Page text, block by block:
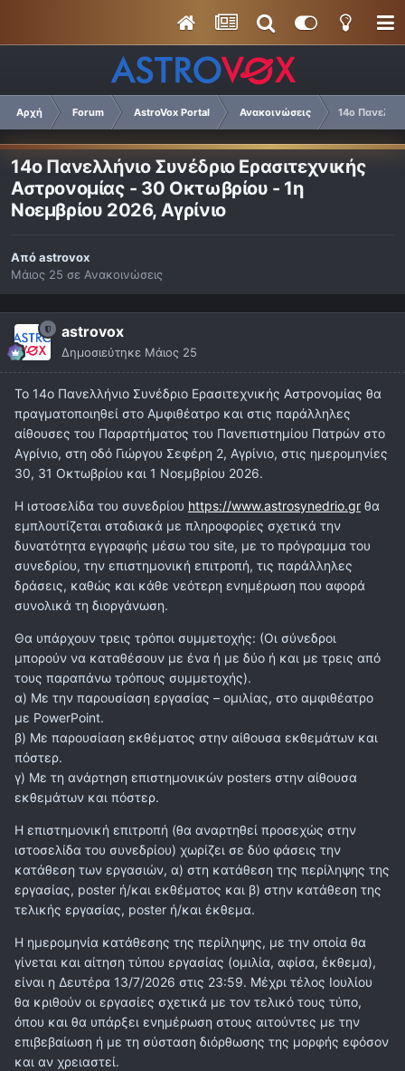
Αρχή Forum AstroVox Portal Ανακοινώσεις 14ο
14ο Πανελλήνιο Συνέδριο Ερασιτεχνικής
Αστρονομίας - 30 Οκτωβρίου - 1η
Νοεμβρίου 2026, Αγρίνιο
Απόastrovox
Μάιος 25 σε Ανακοινώσεις
astrovox
Δημοσιεύτηκε Μάιος 25
Το 14ο Πανελλήνιο Συνέδριο Ερασιτεχνικής Αστρονομίας θα
πραγματοποιηθεί στο Αμφιθέατρο και στις παράλληλες
αίθουσες του Παραρτήματος του Πανεπιστημίου Πατρών στο
Αγρίνιο, στη οδό Γιώργου Σεφέρη 2, Αγρίνιο, στις ημερομηνίες
30, 31 Οκτωβρίου και 1 Νοεμβρίου 2026.
Η ιστοσελίδα του συνεδρίου https://www.astrosynedrio.gr θα
εμπλουτίζεται σταδιακά με πληροφορίες σχετικά την
δυνατότητα εγγραφής μέσω του site, με το πρόγραμμα του
συνεδρίου, την επιστημονική επιτροπή, τις παράλληλες
δράσεις, καθώς και κάθε νεότερη ενημέρωση που αφορά
συνολικά τη διοργάνωση.
Θα υπάρχουν τρεις τρόποι συμμετοχής: (Οι σύνεδροι
μπορούν να καταθέσουν με ένα ή με δύο ή και με τρεις από
τους παραπάνω τρόπους συμμετοχής).
α) Με την παρουσίαση εργασίας – ομιλίας, στο αμφιθέατρο
με PowerPoint.
β) Με παρουσίαση εκθέματος στην αίθουσα εκθεμάτων και
πόστερ.
γ) Με τη ανάρτηση επιστημονικών posters στην αίθουσα
εκθεμάτων και πόστερ.
Η επιστημονική επιτροπή (θα αναρτηθεί προσεχώς στην
ιστοσελίδα του συνεδρίου) χωρίζει σε δύο φάσεις την
κατάθεση των εργασιών, α) στη κατάθεση της περίληψης της
εργασίας, poster ή/και εκθέματος και β) στην κατάθεση της
τελικής εργασίας, poster ή/και έκθεμα.
Η ημερομηνία κατάθεσης της περίληψης, με την οποία θα
γίνεται και αίτηση τύπου εργασίας (ομιλία, αφίσα, έκθεμα),
είναι η Δευτέρα 13/7/2026 στις 23:59. Μέχρι τέλος Ιουλίου
θα κριθούν οι εργασίες σχετικά με τον τελικό τους τύπο,
όπου και θα υπάρξει ενημέρωση στους αιτούντες με την
επιβεβαίωση ή με τη σύσταση διόρθωσης της μορφής εφόσον
και αν χρειαστεί.